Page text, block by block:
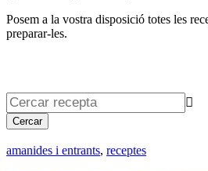
Posem a la vostra disposició totes les
preparar-les.

amanides i entrants, receptes